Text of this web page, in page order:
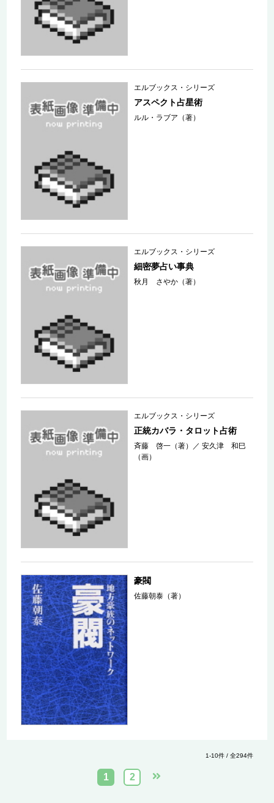
エルブックス・シリーズ
アスペクト占星術
ルル・ラブア（著）
エルブックス・シリーズ
細密夢占い事典
秋月 さやか（著）
エルブックス・シリーズ
正統カバラ・タロット占術
斉藤 啓一（著） ／安久津 和巳
（画）
豪閥
佐藤朝泰（著）
1-10件 / 全294件
1 2